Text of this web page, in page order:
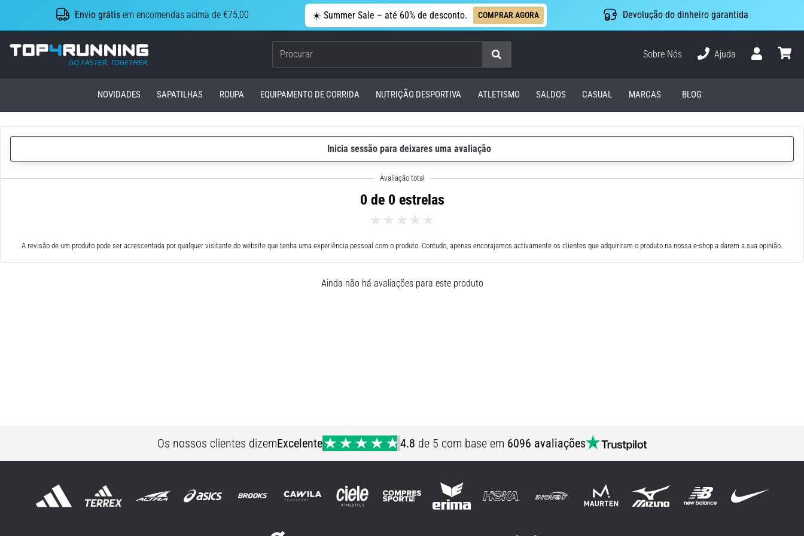
Envio grátis em encomendas acima de €75,00 ☀️ Summer Sale – até 60% de desconto. COMPRAR AGORA Devolução do dinheiro garantida
Top4Running.pt
Procurar
Sobre Nós
Ajuda
NOVIDADES SAPATILHAS ROUPA EQUIPAMENTO DE CORRIDA NUTRIÇÃO DESPORTIVA ATLETISMO SALDOS CASUAL MARCAS BLOG
Inicia sessão para deixares uma avaliação
0 de 0 estrelas
A revisão de um produto pode ser acrescentada por qualquer visitante do website que tenha uma experiência pessoal com o produto. Contudo, apenas encorajamos activamente os clientes que adquiriram o produto na nossa e-shop a darem a sua opinião.
Ainda não há avaliações para este produto
Os nossos clientes dizemExcelente 4.8 de 5 com base em 6096 avaliações